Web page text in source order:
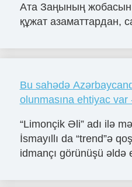
Ата Заңының
құжат азаматтардан,
Bu sahədə
olunmasına ehtiyac var
“Limonçik Əli” adı ilə
İsmayıllı da “trend”ə
idmançı görünüşü əldə